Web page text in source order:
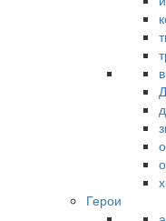
Герои